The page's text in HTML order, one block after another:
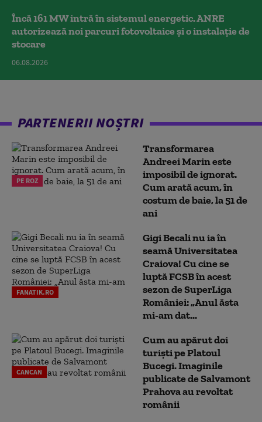
Încă 161 MW intră în sistemul energetic. ANRE
autorizează noi parcuri fotovoltaice și o instalație de
stocare
06.08.2026
PARTENERII NOȘTRI
PE ROZ
Transformarea
Andreei Marin este
imposibil de ignorat.
Cum arată acum, în
costum de baie, la 51 de
ani
FANATIK.RO
Gigi Becali nu ia în
seamă Universitatea
Craiova! Cu cine se
luptă FCSB în acest
sezon de SuperLiga
României: „Anul ăsta
mi-am dat...
CANCAN
Cum au apărut doi
turiști pe Platoul
Bucegi. Imaginile
publicate de Salvamont
Prahova au revoltat
românii